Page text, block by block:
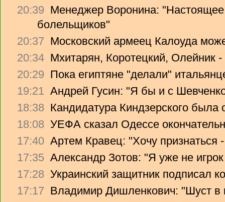
20:39 Менеджер Воронина: "Настоящее
болельщиков"
20:37 Московский армеец Калоуда
20:34 Мхитарян, Коротецкий, Олейник -
20:29 Пока египтяне "делали"
19:21 Андрей Гусин: "Я бы и с
18:38 Кандидатура Киндзерского была
18:08 УЕФА сказал Одессе
17:40 Артем Кравец: "Хочу признаться
17:35 Александр Зотов: "Я уже не
17:28 Украинский защитник подписал
17:17 Владимир Дишленкович: "Шуст в